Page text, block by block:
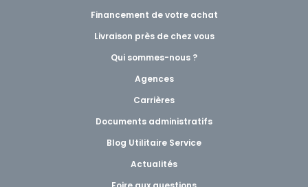
Financement de votre achat
Livraison près de chez vous
Qui sommes-nous ?
Agences
Carrières
Documents administratifs
Blog Utilitaire Service
Actualités